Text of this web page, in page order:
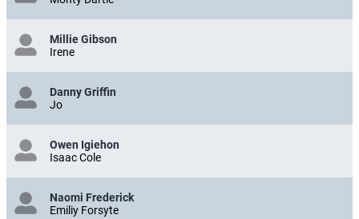
Millie Gibson
Irene
Danny Griffin
Jo
Owen Igiehon
Isaac Cole
Naomi Frederick
Emiliy Forsyte